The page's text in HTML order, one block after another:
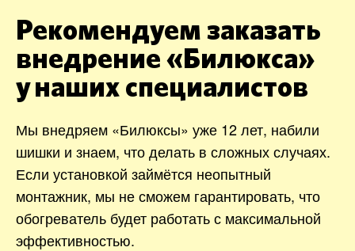
Рекомендуем заказать
внедрение «Билюкса»
у наших специалистов
Мы внедряем «Билюксы» уже 12 лет, набили
шишки и знаем, что делать в сложных случаях.
Если установкой займётся неопытный
монтажник, мы не сможем гарантировать, что
обогреватель будет работать с максимальной
эффективностью.